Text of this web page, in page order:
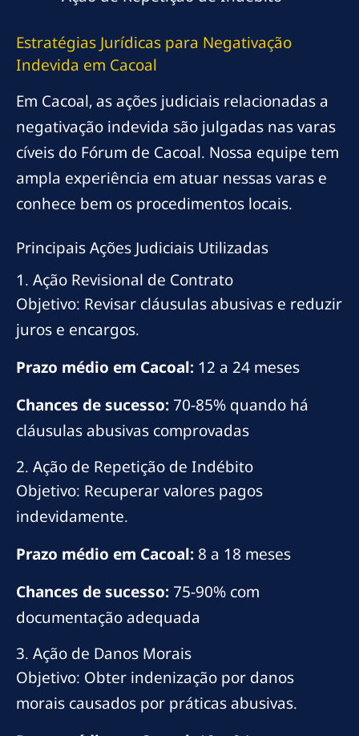
Estratégias Jurídicas para Negativação
Indevida em Cacoal
Em Cacoal, as ações judiciais relacionadas a
negativação indevida são julgadas nas varas
cíveis do Fórum de Cacoal. Nossa equipe tem
ampla experiência em atuar nessas varas e
conhece bem os procedimentos locais.
Principais Ações Judiciais Utilizadas
1. Ação Revisional de Contrato
Objetivo: Revisar cláusulas abusivas e reduzir
juros e encargos.
Prazo médio em Cacoal: 12 a 24 meses
Chances de sucesso: 70-85% quando há
cláusulas abusivas comprovadas
2. Ação de Repetição de Indébito
Objetivo: Recuperar valores pagos
indevidamente.
Prazo médio em Cacoal: 8 a 18 meses
Chances de sucesso: 75-90% com
documentação adequada
3. Ação de Danos Morais
Objetivo: Obter indenização por danos
morais causados por práticas abusivas.